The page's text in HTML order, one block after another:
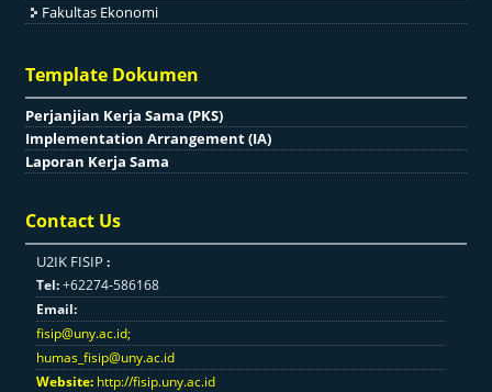
Fakultas Ekonomi
Template Dokumen
Perjanjian Kerja Sama (PKS)
Implementation Arrangement (IA)
Laporan Kerja Sama
Contact Us
U2IK FISIP :
Tel:+62274-586168
Email:
fisip@uny.ac.id;
humas_fisip@uny.ac.id
Website: http://fisip.uny.ac.id